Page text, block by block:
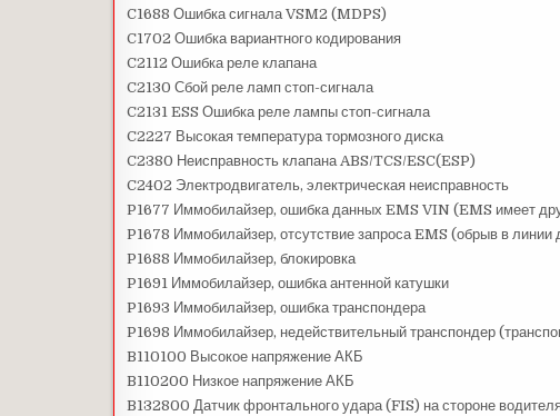
C1688 Ошибка сигнала VSM2 (MDPS)
C1702 Ошибка вариантного кодирования
C2112 Ошибка реле клапана
C2130 Сбой реле ламп стоп-сигнала
C2131 ESS Ошибка реле лампы стоп-сигнала
C2227 Высокая температура тормозного диска
C2380 Неисправность клапана ABS/TCS/ESC(ESP)
C2402 Электродвигатель, электрическая неисправность
P1677 Иммобилайзер, ошибка данных EMS VIN (EMS имеет
P1678 Иммобилайзер, отсутствие запроса EMS (обрыв в
P1688 Иммобилайзер, блокировка
P1691 Иммобилайзер, ошибка антенной катушки
P1693 Иммобилайзер, ошибка транспондера
P1698 Иммобилайзер, недействительный транспондер
B110100 Высокое напряжение АКБ
B110200 Низкое напряжение АКБ
B132800 Датчик фронтального удара (FIS) на стороне